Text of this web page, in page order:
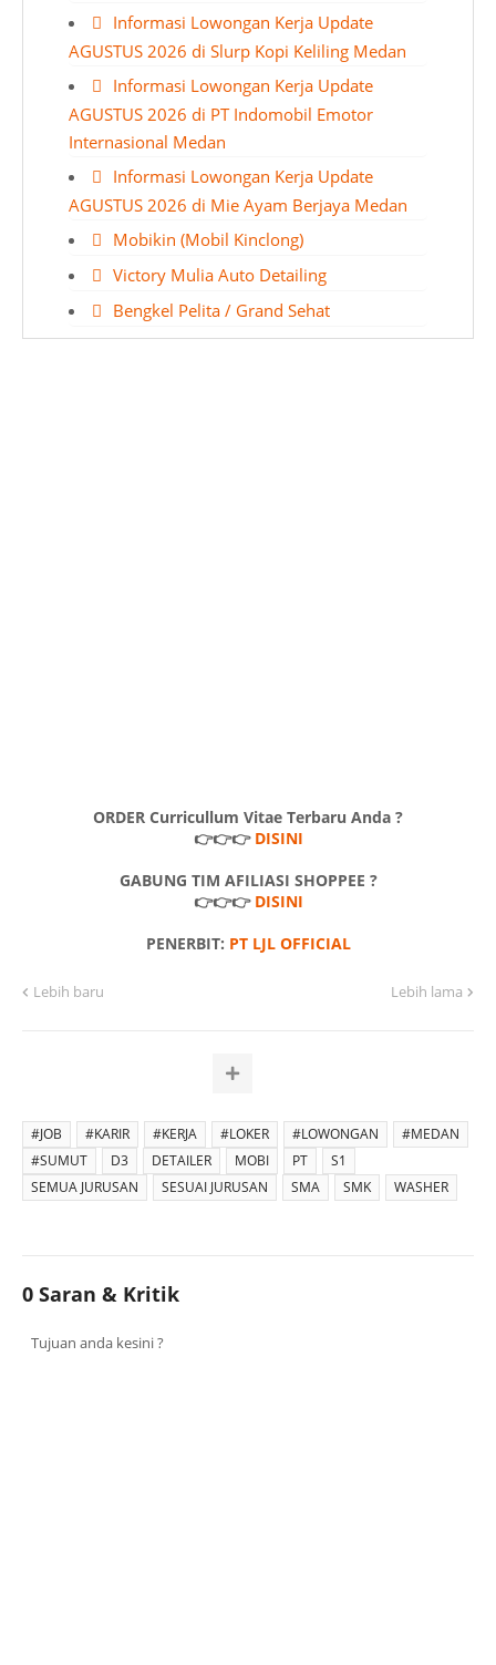
Informasi Lowongan Kerja Update
AGUSTUS 2026 di Slurp Kopi Keliling Medan
Informasi Lowongan Kerja Update
AGUSTUS 2026 di PT Indomobil Emotor
Internasional Medan
Informasi Lowongan Kerja Update
AGUSTUS 2026 di Mie Ayam Berjaya Medan
Mobikin (Mobil Kinclong)
Victory Mulia Auto Detailing
Bengkel Pelita / Grand Sehat
ORDER Curricullum Vitae Terbaru Anda ?
👉👉👉 DISINI
GABUNG TIM AFILIASI SHOPPEE ?
👉👉👉 DISINI
PENERBIT: PT LJL OFFICIAL
Lebih baru Lebih lama
#JOB #KARIR #KERJA #LOKER #LOWONGAN
#MEDAN
#SUMUT
D3 DETAILER MOBI PT
S1
SEMUA JURUSAN
SESUAI JURUSAN SMA SMK WASHER
0 Saran & Kritik
Tujuan anda kesini ?